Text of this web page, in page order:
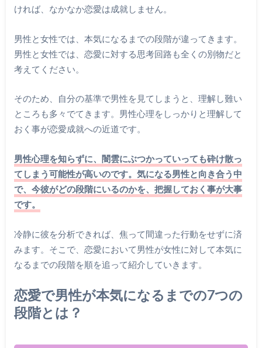
ければ、なかなか恋愛は成就しません。
男性と女性では、本気になるまでの段階が違ってきます。
男性と女性では、恋愛に対する思考回路も全くの別物だと
考えてください。
そのため、自分の基準で男性を見てしまうと、理解し難い
ところも多々でてきます。男性心理をしっかりと理解して
おく事が恋愛成就への近道です。
男性心理を知らずに、闇雲にぶつかっていっても砕け散っ
てしまう可能性が高いのです。気になる男性と向き合う中
で、今彼がどの段階にいるのかを、把握しておく事が大事
です。
冷静に彼を分析できれば、焦って間違った行動をせずに済
みます。そこで、恋愛において男性が女性に対して本気に
なるまでの段階を順を追って紹介していきます。
恋愛で男性が本気になるまでの7つの
段階とは？